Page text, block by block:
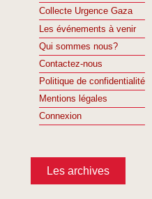
Collecte Urgence Gaza
Les événements à venir
Qui sommes nous?
Contactez-nous
Politique de confidentialité
Mentions légales
Connexion
Les archives